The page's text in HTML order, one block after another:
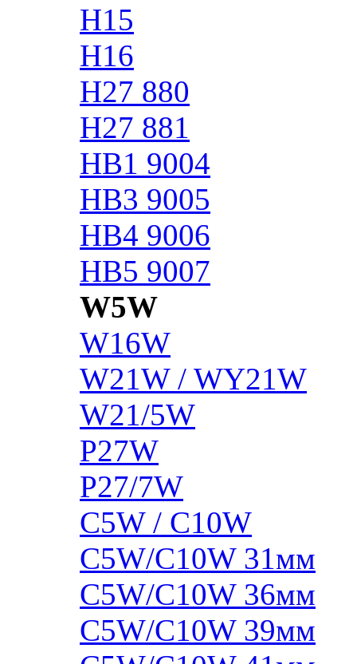
H15
H16
H27 880
H27 881
HB1 9004
HB3 9005
HB4 9006
HB5 9007
W5W
W16W
W21W / WY21W
W21/5W
P27W
P27/7W
C5W / C10W
C5W/C10W 31мм
C5W/C10W 36мм
C5W/C10W 39мм